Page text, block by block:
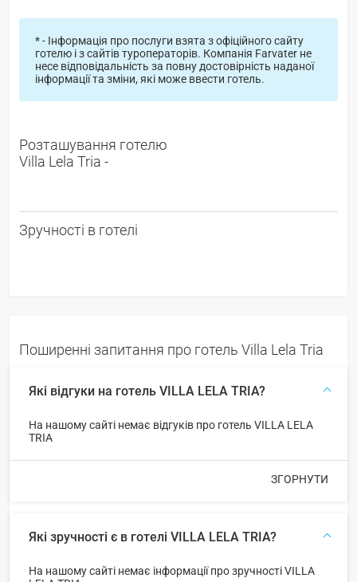
* - Інформація про послуги взята з офіційного сайту
готелю і з сайтів туроператорів. Компанія Farvater не
несе відповідальність за повну достовірність наданої
інформації та зміни, які може ввести готель.
Розташування готелю
Villa Lela Tria -
Зручності в готелі
Поширенні запитання про готель Villa Lela Tria
Які відгуки на готель VILLA LELA TRIA?
На нашому сайті немає відгуків про готель VILLA LELA
TRIA
ЗГОРНУТИ
Які зручності є в готелі VILLA LELA TRIA?
На нашому сайті немає інформації про зручності VILLA